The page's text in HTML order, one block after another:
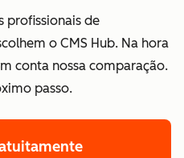
profissionais de
o CMS Hub. Na hora
conta nossa comparação.
passo.